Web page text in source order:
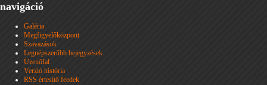
navigáció
Galéria
Megfigyelőközpont
Szavazások
Legnépszerűbb bejegyzések
Üzenőfal
Verzió história
RSS értesítő feedek